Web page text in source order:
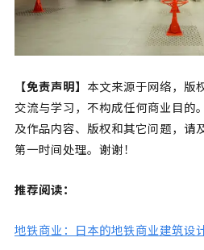
【免责声明】 本文来源于网络，版
交流与学习，不构成任何商业目的
及作品内容、版权和其它问题，请
第一时间处理。谢谢！
推荐阅读：
地铁商业：日本的地铁商业建筑设